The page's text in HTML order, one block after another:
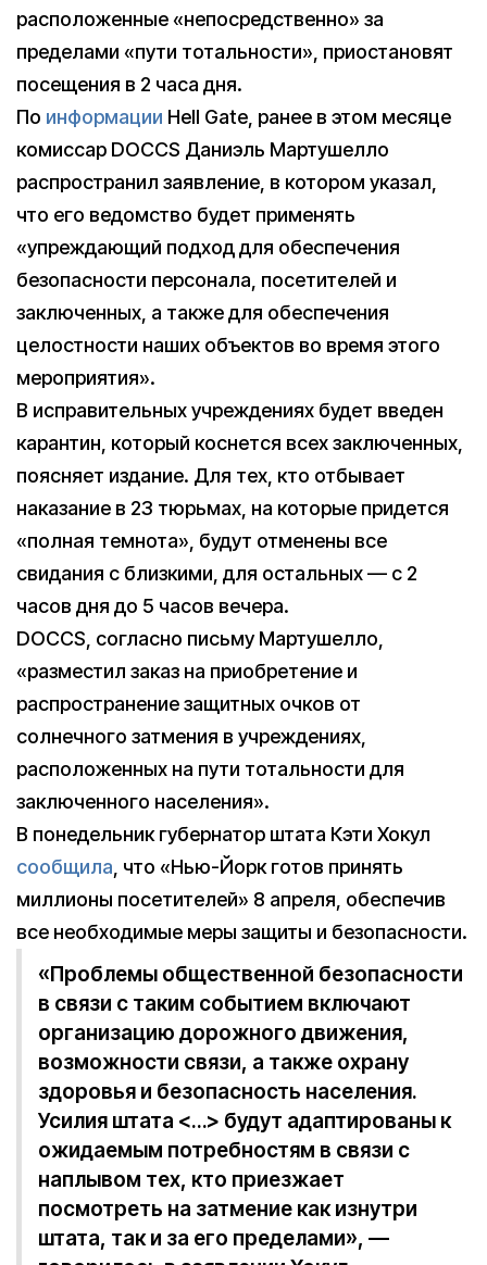
расположенные «непосредственно» за
пределами «пути тотальности», приостановят
посещения в 2 часа дня.
По информации Hell Gate, ранее в этом месяце
комиссар DOCCS Даниэль Мартушелло
распространил заявление, в котором указал,
что его ведомство будет применять
«упреждающий подход для обеспечения
безопасности персонала, посетителей и
заключенных, а также для обеспечения
целостности наших объектов во время этого
мероприятия».
В исправительных учреждениях будет введен
карантин, который коснется всех заключенных,
поясняет издание. Для тех, кто отбывает
наказание в 23 тюрьмах, на которые придется
«полная темнота», будут отменены все
свидания с близкими, для остальных — с 2
часов дня до 5 часов вечера.
DOCCS, согласно письму Мартушелло,
«разместил заказ на приобретение и
распространение защитных очков от
солнечного затмения в учреждениях,
расположенных на пути тотальности для
заключенного населения».
В понедельник губернатор штата Кэти Хокул
сообщила, что «Нью-Йорк готов принять
миллионы посетителей» 8 апреля, обеспечив
все необходимые меры защиты и безопасности.
«Проблемы общественной безопасности
в связи с таким событием включают
организацию дорожного движения,
возможности связи, а также охрану
здоровья и безопасность населения.
Усилия штата <…> будут адаптированы к
ожидаемым потребностям в связи с
наплывом тех, кто приезжает
посмотреть на затмение как изнутри
штата, так и за его пределами», —